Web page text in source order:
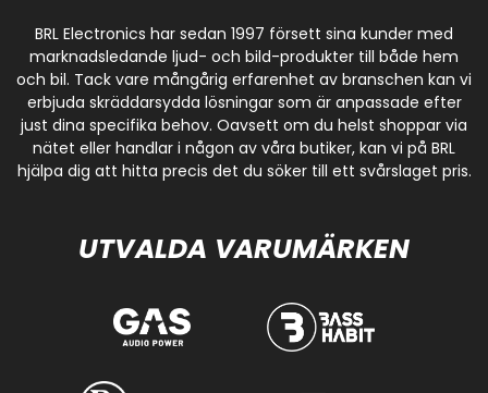
BRL Electronics har sedan 1997 försett sina kunder med
marknadsledande ljud- och bild-produkter till både hem
och bil. Tack vare mångårig erfarenhet av branschen kan vi
erbjuda skräddarsydda lösningar som är anpassade efter
just dina specifika behov. Oavsett om du helst shoppar via
nätet eller handlar i någon av våra butiker, kan vi på BRL
hjälpa dig att hitta precis det du söker till ett svårslaget pris.
UTVALDA VARUMÄRKEN